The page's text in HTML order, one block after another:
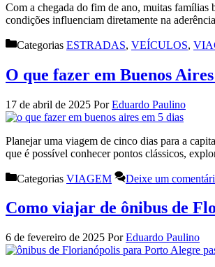
Com a chegada do fim de ano, muitas famílias
condições influenciam diretamente na
Categorias ESTRADAS, VEÍCULOS,
O que fazer em Buenos
17 de abril de 2025 PorEduardo Paulino
Planejar uma viagem de cinco dias para a
que é possível conhecer pontos clássicos,
Categorias VIAGEM Deixe um
Como viajar de ônibus de
6 de fevereiro de 2025 PorEduardo Paulino